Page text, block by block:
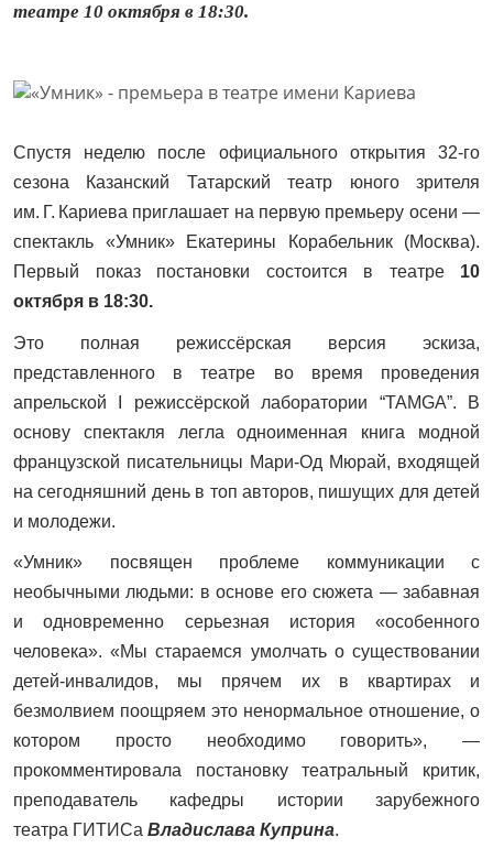
театре 10 октября в 18:30.
Спустя неделю после официального открытия 32-го
сезона Казанский Татарский театр юного зрителя
им. Г. Кариева приглашает на первую премьеру осени —
спектакль «Умник» Екатерины Корабельник (Москва).
Первый показ постановки состоится в театре 10
октября в 18:30.
Это полная режиссёрская версия эскиза,
представленного в театре во время проведения
апрельской I режиссёрской лаборатории “TAMGA”. В
основу спектакля легла одноименная книга модной
французской писательницы Мари-Од Мюрай, входящей
на сегодняшний день в топ авторов, пишущих для детей
и молодежи.
«Умник» посвящен проблеме коммуникации с
необычными людьми: в основе его сюжета — забавная
и одновременно серьезная история «особенного
человека». «Мы стараемся умолчать о существовании
детей-инвалидов, мы прячем их в квартирах и
безмолвием поощряем это ненормальное отношение, о
котором просто необходимо говорить», —
прокомментировала постановку театральный критик,
преподаватель кафедры истории зарубежного
театра ГИТИСа Владислава Куприна.